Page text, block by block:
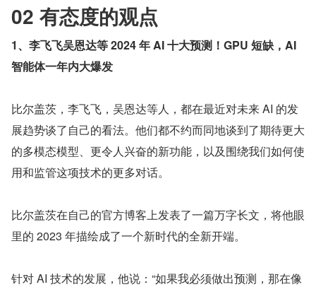
02 有态度的观点
1、李飞飞吴恩达等 2024 年 AI 十大预测！GPU 短缺，AI
智能体一年内大爆发
比尔盖茨，李飞飞，吴恩达等人，都在最近对未来 AI 的发
展趋势谈了自己的看法。他们都不约而同地谈到了期待更大
的多模态模型、更令人兴奋的新功能，以及围绕我们如何使
用和监管这项技术的更多对话。
比尔盖茨在自己的官方博客上发表了一篇万字长文，将他眼
里的 2023 年描绘成了一个新时代的全新开端。
针对 AI 技术的发展，他说：“如果我必须做出预测，那在像